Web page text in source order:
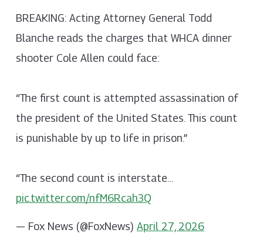
BREAKING: Acting Attorney General Todd
Blanche reads the charges that WHCA dinner
shooter Cole Allen could face:
“The first count is attempted assassination of
the president of the United States. This count
is punishable by up to life in prison.”
“The second count is interstate…
pic.twitter.com/nfM6Rcah3Q
— Fox News (@FoxNews) April 27, 2026